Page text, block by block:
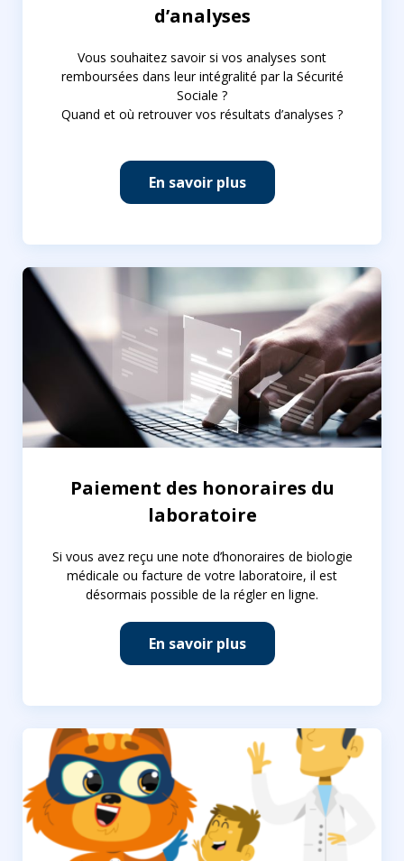
d’analyses
Vous souhaitez savoir si vos analyses sont
remboursées dans leur intégralité par la Sécurité
Sociale ?
Quand et où retrouver vos résultats d’analyses ?
En savoir plus
Paiement des honoraires du
laboratoire
Si vous avez reçu une note d’honoraires de biologie
médicale ou facture de votre laboratoire, il est
désormais possible de la régler en ligne.
En savoir plus